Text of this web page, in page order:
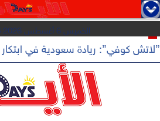
  
الخميس 6 أغسطس 2026
”لاتش كوفي”: ريادة سعودية في